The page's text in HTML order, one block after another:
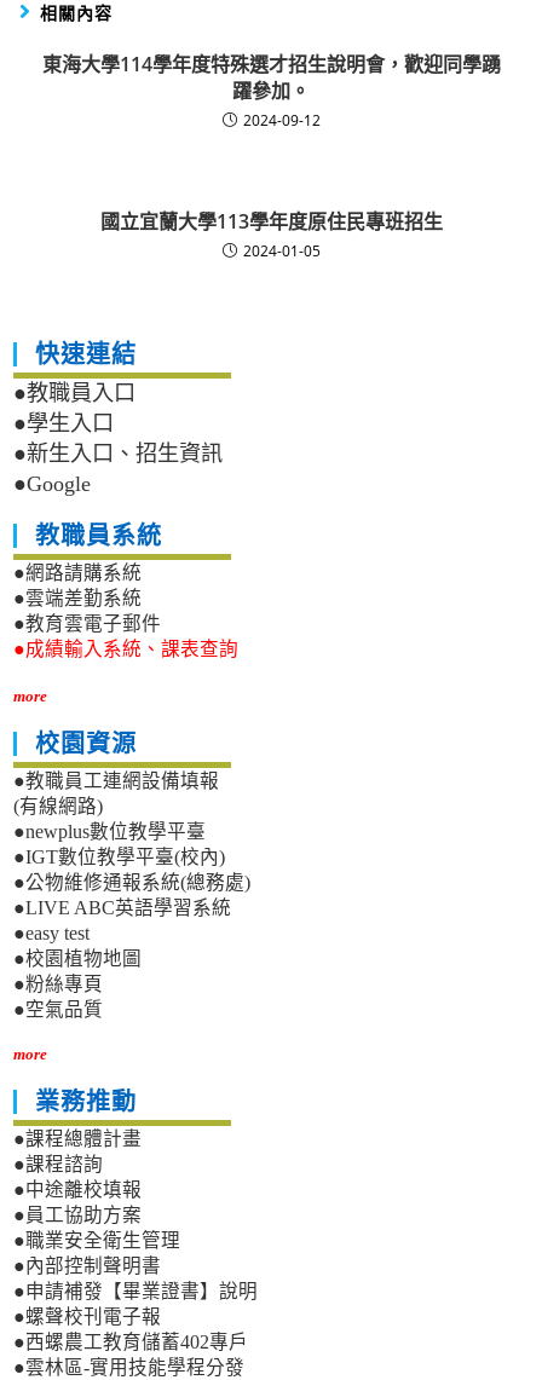
相關內容
東海大學114學年度特殊選才招生說明會，歡迎同學踴
躍參加。
2024-09-12
國立宜蘭大學113學年度原住民專班招生
2024-01-05
快速連結
●教職員入口
●學生入口
●新生入口、招生資訊
●Google
教職員系統
●網路請購系統
●雲端差勤系統
●教育雲電子郵件
●成績輸入系統、課表查詢
more
校園資源
●教職員工連網設備填報
(有線網路)
●newplus數位教學平臺
●IGT數位教學平臺(校內)
●公物維修通報系統(總務處)
●LIVE ABC英語學習系統
●easy test
●校園植物地圖
●粉絲專頁
●空氣品質
more
業務推動
●課程總體計畫
●課程諮詢
●中途離校填報
●員工協助方案
●職業安全衛生管理
●內部控制聲明書
●申請補發【畢業證書】說明
●螺聲校刊電子報
●西螺農工教育儲蓄402專戶
●雲林區-實用技能學程分發